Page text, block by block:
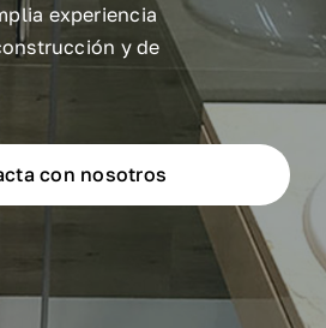
experiencia
y de
con nosotros